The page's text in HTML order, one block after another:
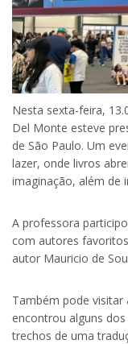
Nesta sexta-feira,
Del Monte esteve
de São Paulo. Um
lazer, onde livros
imaginação, além de
A professora
com autores
autor Mauricio de
Também pode visitar
encontrou alguns
trechos de uma